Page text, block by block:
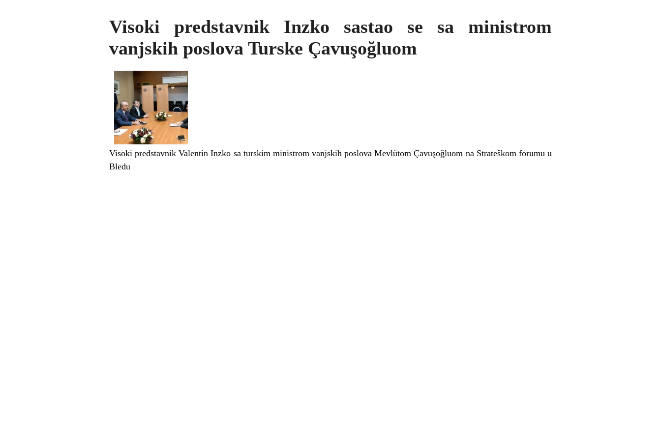
Visoki predstavnik Inzko sastao se sa ministrom
vanjskih poslova Turske Çavuşoğluom
Visoki predstavnik Valentin Inzko sa turskim ministrom vanjskih poslova Mevlütom Çavuşoğluom na Strateškom forumu u
Bledu